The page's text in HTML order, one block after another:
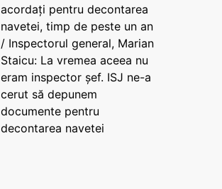
acordați pentru decontarea
navetei, timp de peste un an
/ Inspectorul general, Marian
Staicu: La vremea aceea nu
eram inspector șef. ISJ ne-a
cerut să depunem
documente pentru
decontarea navetei